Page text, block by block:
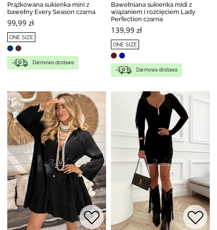
Prążkowana sukienka mini z
bawełny Every Season czarna
99,99 zł
ONE SIZE
Darmowa dostawa
Bawełniana sukienka midi z
wiązaniem i rozcięciem Lady
Perfection czarna
139,99 zł
ONE SIZE
Darmowa dostawa